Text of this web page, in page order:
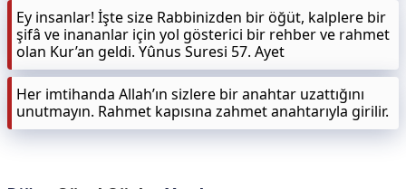
Ey insanlar! İşte size Rabbinizden bir öğüt, kalplere bir
şifâ ve inananlar için yol gösterici bir rehber ve rahmet
olan Kur’an geldi. Yûnus Suresi 57. Ayet
Her imtihanda Allah’ın sizlere bir anahtar uzattığını
unutmayın. Rahmet kapısına zahmet anahtarıyla girilir.